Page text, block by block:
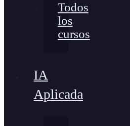
Todos
los
cursos
IA
Aplicada